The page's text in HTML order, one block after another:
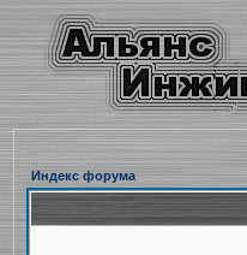
Индекс форума